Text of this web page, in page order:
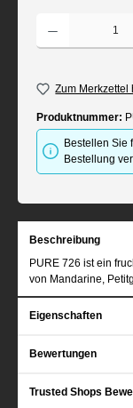
Produkt Anzahl: Gib
Zum Merkzettel
Produktnummer:
Bestellen Sie
Bestellung
Beschreibung
PURE 726 ist ein
von Mandarine,
Eigenschaften
Bewertungen
Trusted Shops